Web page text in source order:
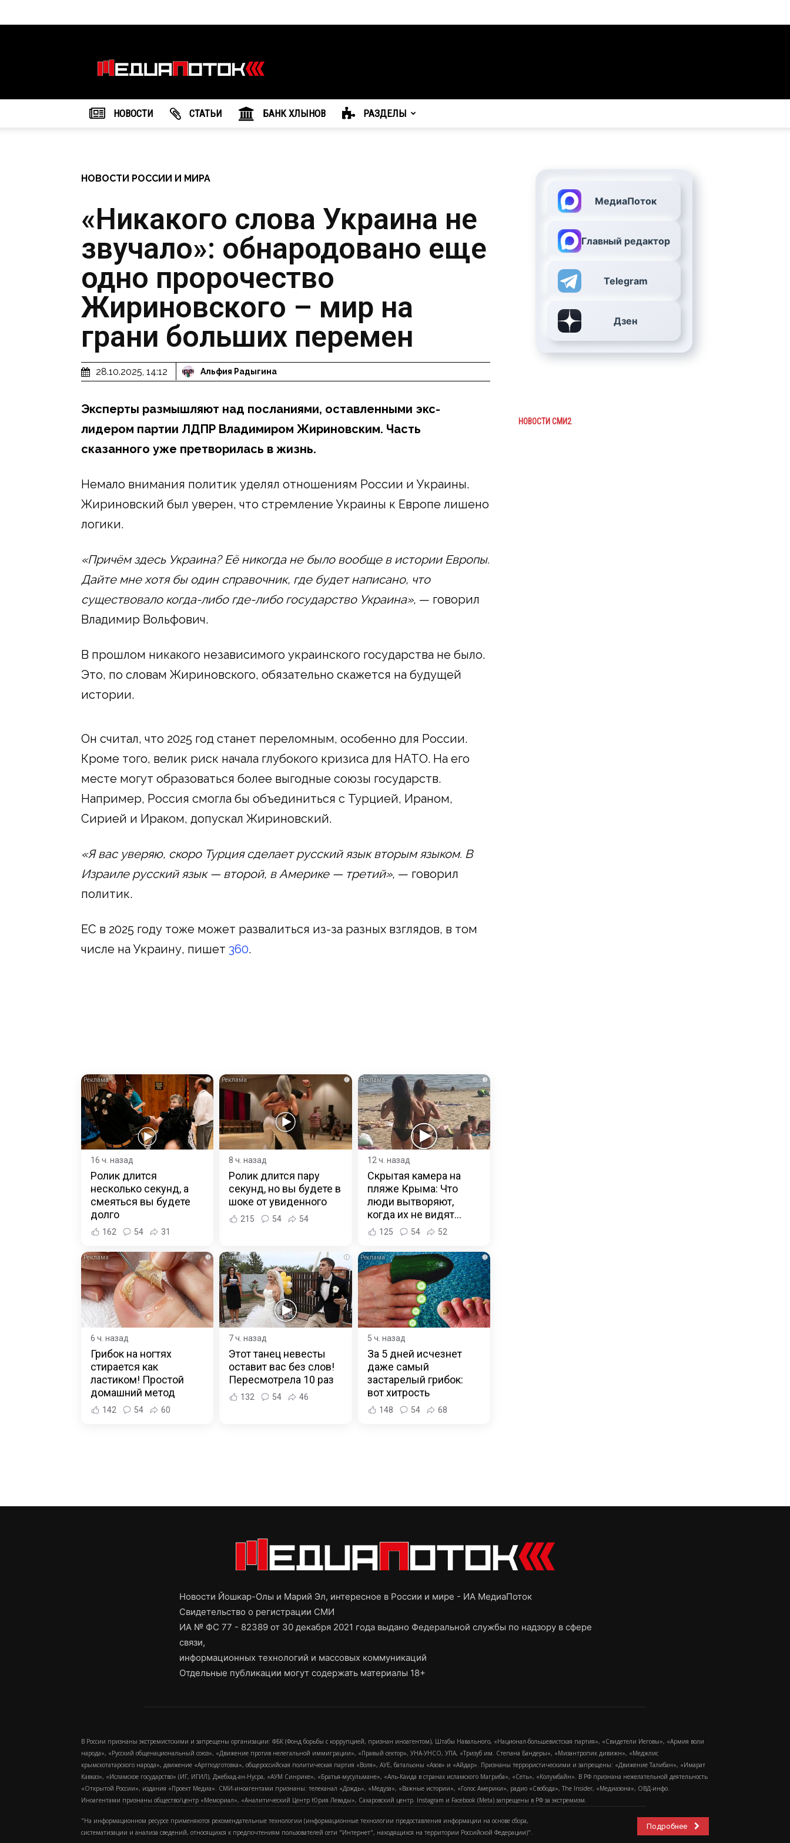
агентство
"МедиаПоток"
НОВОСТИ CТАТЬИ БАНК ХЛЫНОВ РАЗДЕЛЫ
НОВОСТИ РОССИИ И МИРА
«Никакого слова Украина не
звучало»: обнародовано еще
одно пророчество
Жириновского – мир на
грани больших перемен
28.10.2025, 14:12 Альфия Радыгина
Эксперты размышляют над посланиями, оставленными экс-
лидером партии ЛДПР Владимиром Жириновским. Часть
сказанного уже претворилась в жизнь.
Немало внимания политик уделял отношениям России и Украины.
Жириновский был уверен, что стремление Украины к Европе лишено
логики.
«Причём здесь Украина? Её никогда не было вообще в истории Европы.
Дайте мне хотя бы один справочник, где будет написано, что
существовало когда-либо где-либо государство Украина», — говорил
Владимир Вольфович.
В прошлом никакого независимого украинского государства не было.
Это, по словам Жириновского, обязательно скажется на будущей
истории.
Он считал, что 2025 год станет переломным, особенно для России.
Кроме того, велик риск начала глубокого кризиса для НАТО. На его
месте могут образоваться более выгодные союзы государств.
Например, Россия смогла бы объединиться с Турцией, Ираном,
Сирией и Ираком, допускал Жириновский.
«Я вас уверяю, скоро Турция сделает русский язык вторым языком. В
Израиле русский язык — второй, в Америке — третий», — говорил
политик.
ЕС в 2025 году тоже может развалиться из-за разных взглядов, в том
числе на Украину, пишет 360.
i
16 ч. назад
Ролик длится
несколько секунд, а
смеяться вы будете
долго
162 54 31
i
8 ч. назад
Ролик длится пару
секунд, но вы будете в
шоке от увиденного
215 54 54
i
12 ч. назад
Скрытая камера на
пляже Крыма: Что
люди вытворяют,
когда их не видят...
125 54 52
i
6 ч. назад
Грибок на ногтях
стирается как
ластиком! Простой
домашний метод
142 54 60
i
7 ч. назад
Этот танец невесты
оставит вас без слов!
Пересмотрела 10 раз
132 54 46
i
5 ч. назад
За 5 дней исчезнет
даже самый
застарелый грибок:
вот хитрость
148 54 68
МедиаПоток
Главный редактор
Telegram
Дзен
НОВОСТИ СМИ2
Новости Йошкар-Олы и Марий Эл, интересное в России и мире - ИА МедиаПоток
Свидетельство о регистрации СМИ
ИА № ФС 77 - 82389 от 30 декабря 2021 года выдано Федеральной службы по надзору в сфере
связи,
информационных технологий и массовых коммуникаций
Отдельные публикации могут содержать материалы 18+
В России признаны экстремистскими и запрещены организации: ФБК (Фонд борьбы с коррупцией, признан иноагентом), Штабы Навального, «Национал-большевистская партия», «Свидетели Иеговы», «Армия воли
народа», «Русский общенациональный союз», «Движение против нелегальной иммиграции», «Правый сектор», УНА-УНСО, УПА, «Тризуб им. Степана Бандеры», «Мизантропик дивижн», «Меджлис
крымскотатарского народа», движение «Артподготовка», общероссийская политическая партия «Воля», АУЕ, батальоны «Азов» и «Айдар». Признаны террористическими и запрещены: «Движение Талибан», «Имарат
Кавказ», «Исламское государство» (ИГ, ИГИЛ), Джебхад-ан-Нусра, «АУМ Синрике», «Братья-мусульмане», «Аль-Каида в странах исламского Магриба», «Сеть», «Колумбайн». В РФ признана нежелательной деятельность
«Открытой России», издания «Проект Медиа». СМИ-иноагентами признаны: телеканал «Дождь», «Медуза», «Важные истории», «Голос Америки», радио «Свобода», The Insider, «Медиазона», ОВД-инфо.
Иноагентами признаны общество/центр «Мемориал», «Аналитический Центр Юрия Левады», Сахаровский центр. Instagram и Facebook (Metа) запрещены в РФ за экстремизм.
"На информационном ресурсе применяются рекомендательные технологии (информационные технологии предоставления информации на основе сбора,
систематизации и анализа сведений, относящихся к предпочтениям пользователей сети "Интернет", находящихся на территории Российской Федерации)".
Подробнее